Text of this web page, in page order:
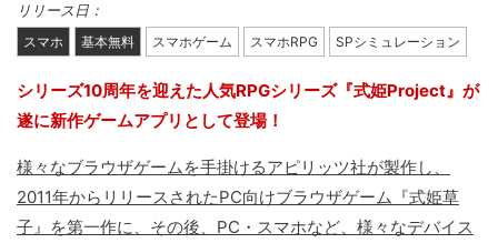
リリース日：
スマホ 基本無料 スマホゲーム スマホRPG SPシミュレーション
シリーズ10周年を迎えた人気RPGシリーズ『式姫Project』が
遂に新作ゲームアプリとして登場！
様々なブラウザゲームを手掛けるアピリッツ社が製作し、
2011年からリリースされたPC向けブラウザゲーム『式姫草
子』を第一作に、その後、PC・スマホなど、様々なデバイス